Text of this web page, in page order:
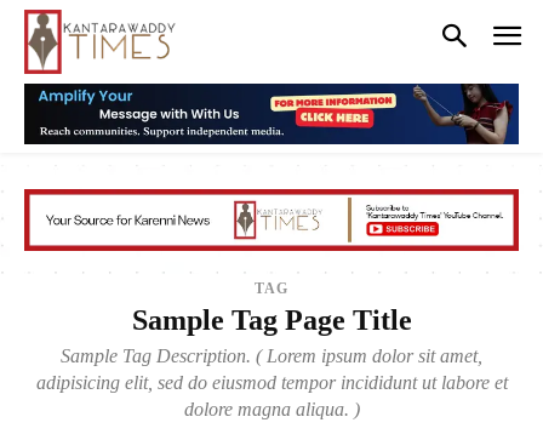
TAG
Sample Tag Page Title
Sample Tag Description. ( Lorem ipsum dolor sit amet,
adipisicing elit, sed do eiusmod tempor incididunt ut labore et
dolore magna aliqua. )